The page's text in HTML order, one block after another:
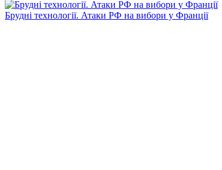
Брудні технології. Атаки РФ на вибори у Франції